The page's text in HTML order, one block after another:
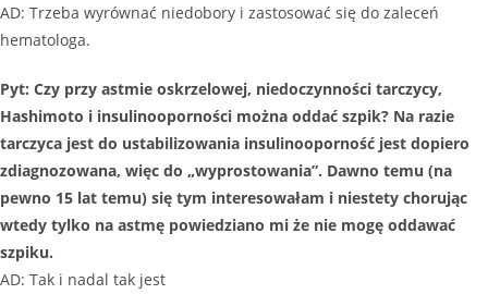
AD: Trzeba wyrównać niedobory i zastosować się do zaleceń
hematologa.
Pyt: Czy przy astmie oskrzelowej, niedoczynności tarczycy,
Hashimoto i insulinooporności można oddać szpik? Na razie
tarczyca jest do ustabilizowania insulinooporność jest dopiero
zdiagnozowana, więc do „wyprostowania”. Dawno temu (na
pewno 15 lat temu) się tym interesowałam i niestety chorując
wtedy tylko na astmę powiedziano mi że nie mogę oddawać
szpiku.
AD: Tak i nadal tak jest